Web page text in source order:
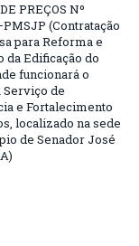
PREÇOS Nº
(Contratação
para Reforma e
da Edificação do
funcionará o
de
e Fortalecimento
localizado na sede
de Senador José